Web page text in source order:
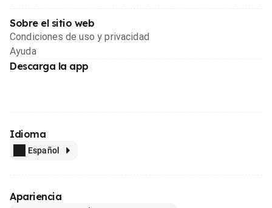
Sobre el sitio web
Condiciones de uso y privacidad
Ayuda
Descarga la app
Idioma
Español
Apariencia